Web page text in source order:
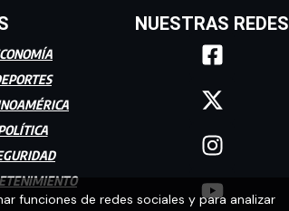
NUESTRAS REDES
funciones de redes sociales y para analizar